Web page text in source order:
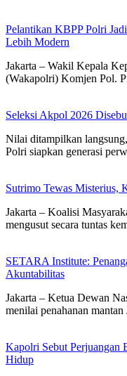
Pelantikan KBPP Polri
Lebih Modern
Jakarta – Wakil Kepala
(Wakapolri) Komjen Pol.
Seleksi Akpol 2026
Nilai ditampilkan
Polri siapkan generasi
Sutrimo Tewas Misterius,
Jakarta – Koalisi
mengusut secara tuntas
SETARA Institute:
Akuntabilitas
Jakarta – Ketua Dewan
menilai penahanan
Kapolri Sebut Perjuangan
Hidup